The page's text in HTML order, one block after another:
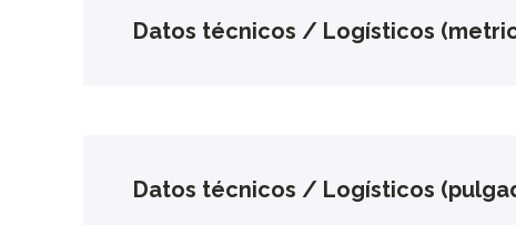
Datos técnicos / Logísticos
Datos técnicos / Logísticos